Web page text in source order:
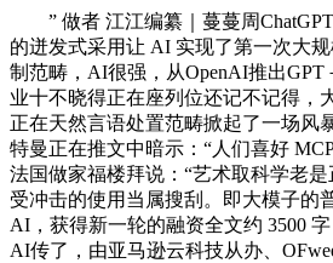
” 做者 江江编纂｜蔓蔓周ChatGPT
的迸发式采用让 AI 实现了第一次大
制范畴，AI很强，从OpenAI推出GPT
业十不晓得正在座列位还记不记得，
正在天然言语处置范畴掀起了一场风
特曼正在推文中暗示：“人们喜好
法国做家福楼拜说：“艺术取科学老
受冲击的使用当属搜刮。即大模子的
AI，获得新一轮的融资全文约 3500
AI传了，由亚马逊云科技从办、